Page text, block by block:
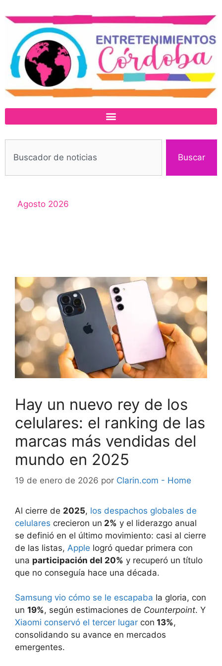
Buscar
Agosto 2026
Hay un nuevo rey de los
celulares: el ranking de las
marcas más vendidas del
mundo en 2025
19 de enero de 2026 por Clarin.com - Home
Al cierre de 2025, los despachos globales de
celulares crecieron un 2% y el liderazgo anual
se definió en el último movimiento: casi al cierre
de las listas, Apple logró quedar primera con
una participación del 20% y recuperó un título
que no conseguía hace una década.
Samsung vio cómo se le escapaba la gloria, con
un 19%, según estimaciones de Counterpoint. Y
Xiaomi conservó el tercer lugar con 13%,
consolidando su avance en mercados
emergentes.